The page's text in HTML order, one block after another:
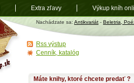
Antikvariát
shop.sk
Nachádzate sa: Antikvariát - Beletria,
Máte knihy, ktoré chcete predať ?
Rss výstup
Cenník, katalóg
Extra zľavy Výkup kníh